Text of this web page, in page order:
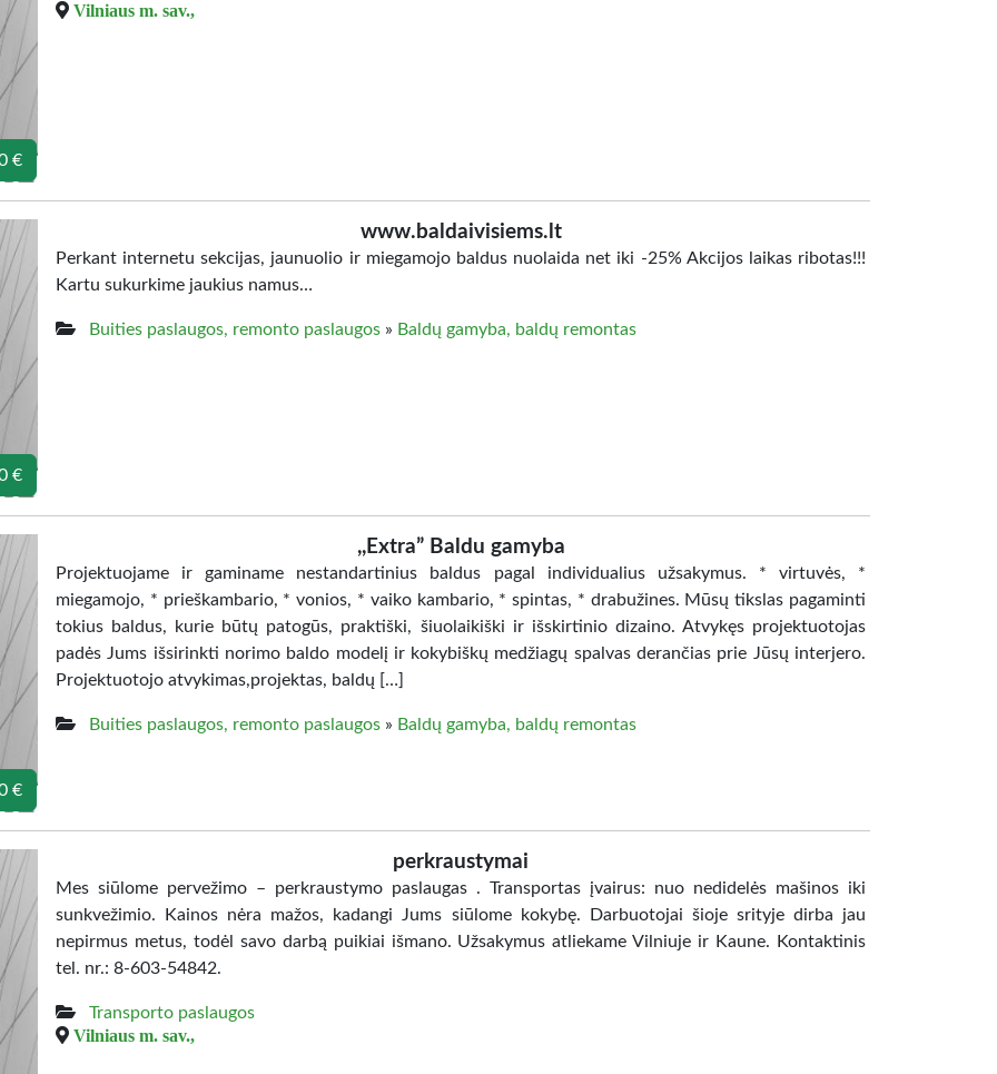
€
Vilniaus m. sav.,
€
www.baldaivisiems.lt
Perkant internetu sekcijas, jaunuolio ir miegamojo baldus nuolaida net iki -25% Akcijos laikas ribotas!!!
Kartu sukurkime jaukius namus…
Buities paslaugos, remonto paslaugos » Baldų gamyba, baldų remontas
€
,,Extra” Baldu gamyba
Projektuojame ir gaminame nestandartinius baldus pagal individualius užsakymus. * virtuvės, *
miegamojo, * prieškambario, * vonios, * vaiko kambario, * spintas, * drabužines. Mūsų tikslas pagaminti
tokius baldus, kurie būtų patogūs, praktiški, šiuolaikiški ir išskirtinio dizaino. Atvykęs projektuotojas
padės Jums išsirinkti norimo baldo modelį ir kokybiškų medžiagų spalvas derančias prie Jūsų interjero.
Projektuotojo atvykimas,projektas, baldų […]
Buities paslaugos, remonto paslaugos » Baldų gamyba, baldų remontas
perkraustymai
Mes siūlome pervežimo – perkraustymo paslaugas . Transportas įvairus: nuo nedidelės mašinos iki
sunkvežimio. Kainos nėra mažos, kadangi Jums siūlome kokybę. Darbuotojai šioje srityje dirba jau
nepirmus metus, todėl savo darbą puikiai išmano. Užsakymus atliekame Vilniuje ir Kaune. Kontaktinis
tel. nr.: 8-603-54842.
Transporto paslaugos
Vilniaus m. sav.,